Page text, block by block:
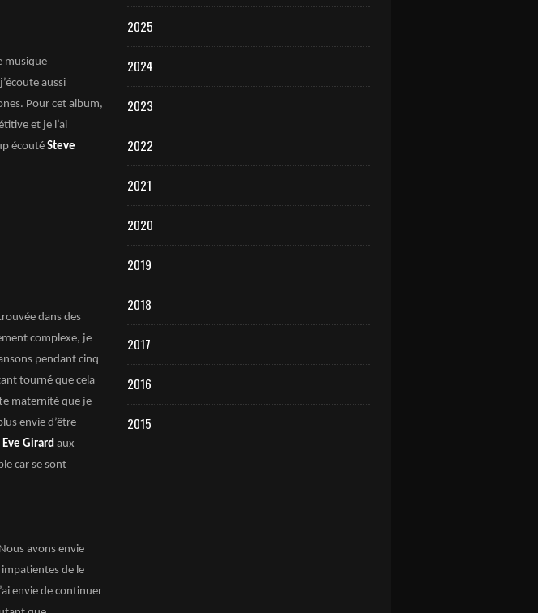
musique
aussi
Pour cet album,
et je l’ai
écouté Steve
dans des
complexe, je
pendant cinq
tourné que cela
maternité que je
envie d’être
Eve Girard aux
car se sont
avons envie
de le
envie de continuer
2025
2024
2023
2022
2021
2020
2019
2018
2017
2016
2015